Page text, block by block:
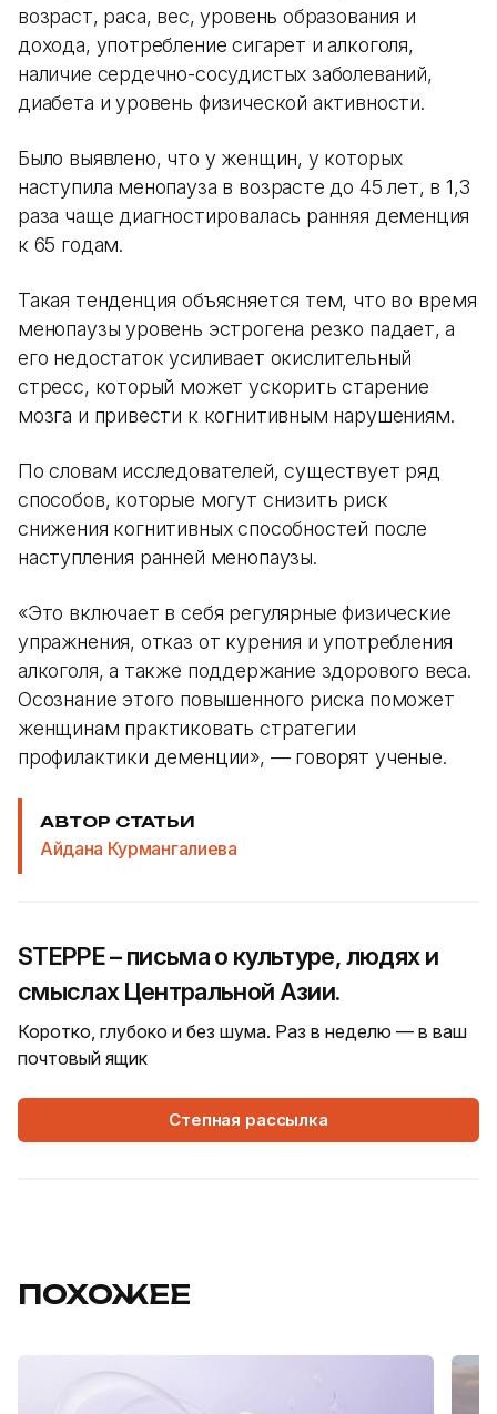
возраст, раса, вес, уровень образования и
дохода, употребление сигарет и алкоголя,
наличие сердечно-сосудистых заболеваний,
диабета и уровень физической активности.
Было выявлено, что у женщин, у которых
наступила менопауза в возрасте до 45 лет, в 1,3
раза чаще диагностировалась ранняя деменция
к 65 годам.
Такая тенденция объясняется тем, что во время
менопаузы уровень эстрогена резко падает, а
его недостаток усиливает окислительный
стресс, который может ускорить старение
мозга и привести к когнитивным нарушениям.
По словам исследователей, существует ряд
способов, которые могут снизить риск
снижения когнитивных способностей после
наступления ранней менопаузы.
«Это включает в себя регулярные физические
упражнения, отказ от курения и употребления
алкоголя, а также поддержание здорового веса.
Осознание этого повышенного риска поможет
женщинам практиковать стратегии
профилактики деменции», — говорят ученые.
АВТОР СТАТЬИ
Айдана Курмангалиева
STEPPE – письма о культуре, людях и
смыслах Центральной Азии.
Коротко, глубоко и без шума. Раз в неделю — в ваш
почтовый ящик
Степная рассылка
ПОХОЖЕЕ